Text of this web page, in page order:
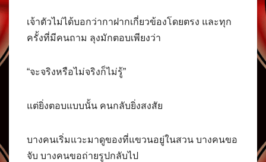
เจ้าตัวไม่ได้บอกว่ากาฝากเกี่ยวข้องโดยตรง และทุก
ครั้งที่มีคนถาม ลุงมักตอบเพียงว่า
“จะจริงหรือไม่จริงก็ไม่รู้”
แต่ยิ่งตอบแบบนั้น คนกลับยิ่งสงสัย
บางคนเริ่มแวะมาดูของที่แขวนอยู่ในสวน บางคนขอ
จับ บางคนขอถ่ายรูปกลับไป